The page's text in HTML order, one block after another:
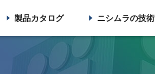
製品カタログ ニシムラの技術